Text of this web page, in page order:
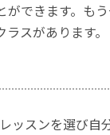
できます。も
スがあります。
スンを選び自